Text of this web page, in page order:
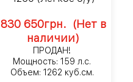
830 650грн. (Нет в
наличии)
ПРОДАН!
Мощность: 159 л.с.
Объем: 1262 куб.см.